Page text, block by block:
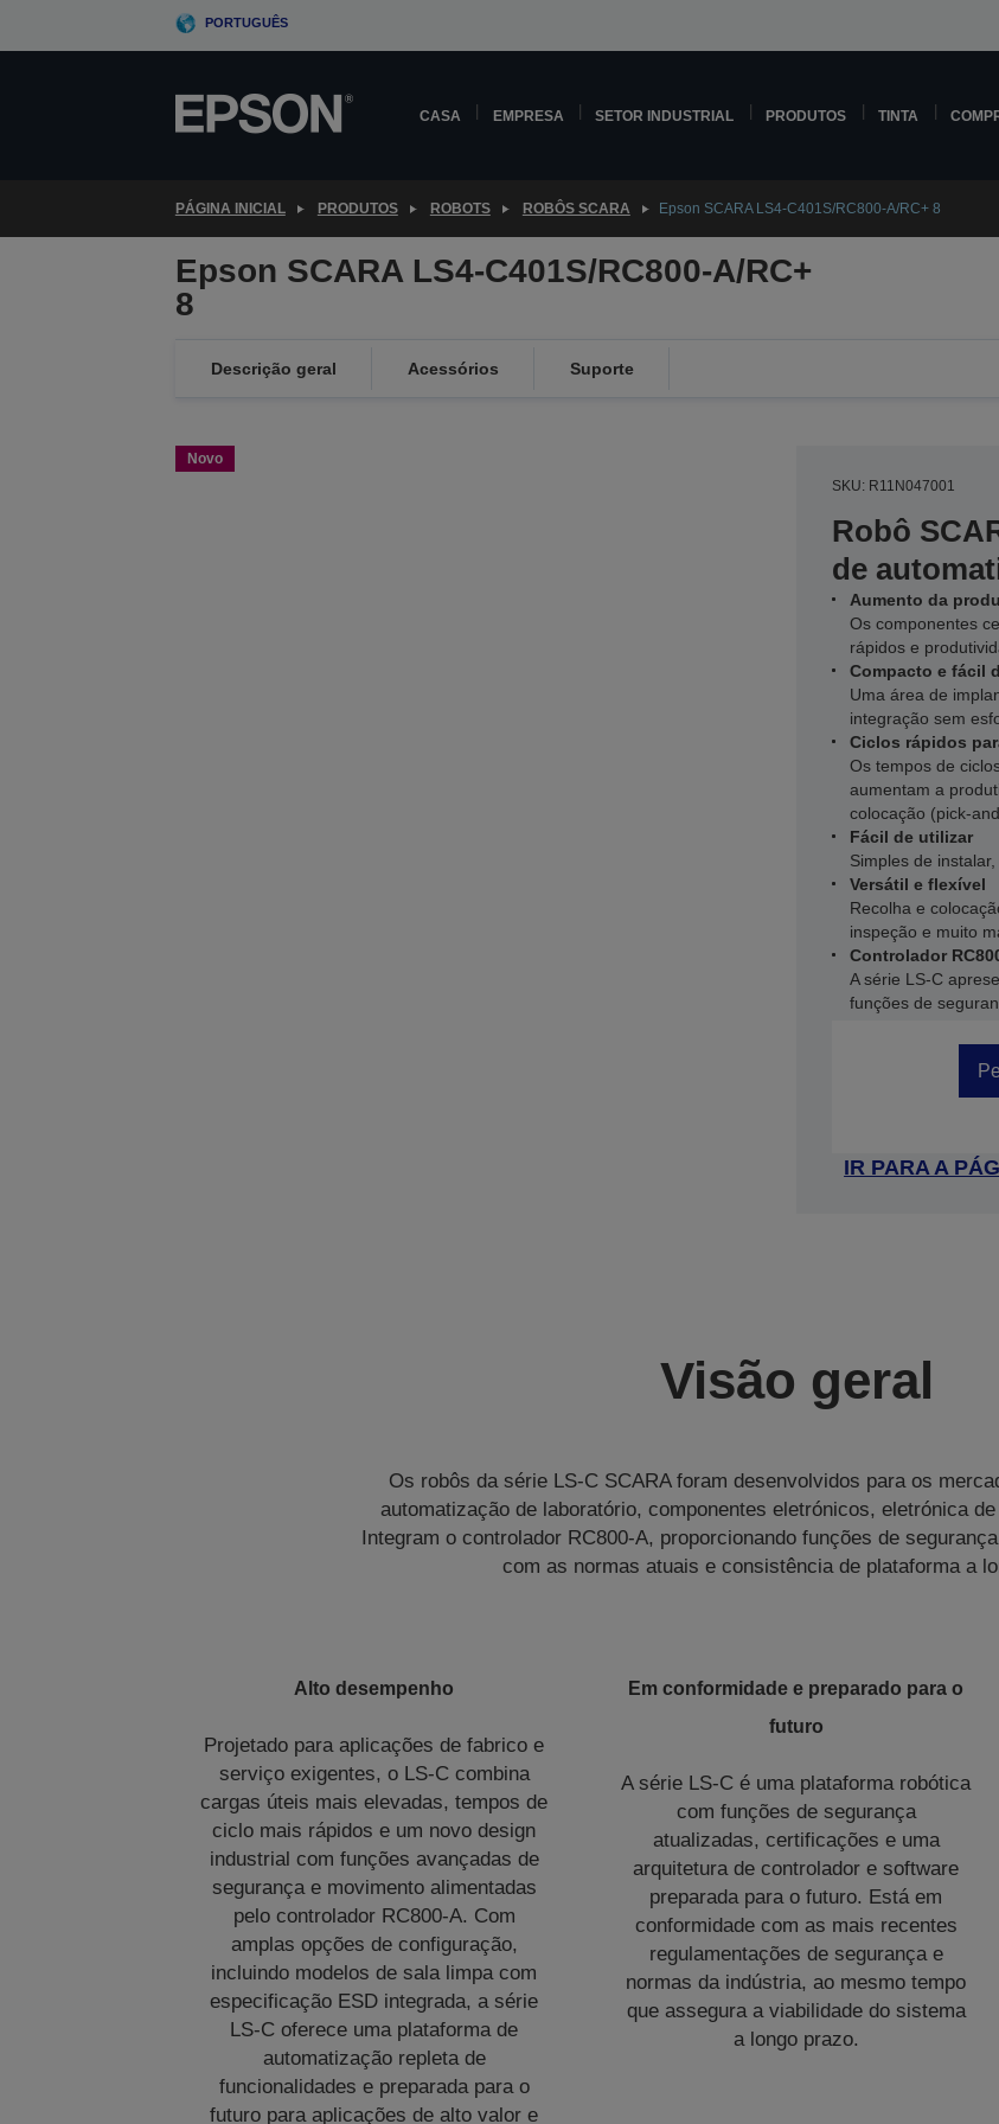
PORTUGUÊS
CASA EMPRESA SETOR INDUSTRIAL PRODUTOS TINTA
PÁGINA INICIAL PRODUTOS ROBOTS ROBÔS SCARA Epson SCARA LS4-C401S/RC800-A/RC+ 8
Epson SCARA LS4-C401S/RC800-A/RC+
8
Descrição geral Acessórios Suporte
Novo
SKU: R11N047001
Robô
de
Aumento da
Os componentes
rápidos e
Compacto e fácil
Uma área de
integração sem
Ciclos rápidos
Os tempos de
aumentam a
colocação
Fácil de utilizar
Simples de
Versátil e flexível
Recolha e
inspeção e muito
Controlador
A série LS‑C
funções de
IR PARA A
Visão geral
Os robôs da série LS-C SCARA foram desenvolvidos para os
automatização de laboratório, componentes eletrónicos, eletrónica
Integram o controlador RC800‑A, proporcionando funções de
com as normas atuais e consistência de plataforma a
Alto desempenho
Projetado para aplicações de fabrico e
serviço exigentes, o LS‑C combina
cargas úteis mais elevadas, tempos de
ciclo mais rápidos e um novo design
industrial com funções avançadas de
segurança e movimento alimentadas
pelo controlador RC800‑A. Com
amplas opções de configuração,
incluindo modelos de sala limpa com
especificação ESD integrada, a série
LS‑C oferece uma plataforma de
automatização repleta de
funcionalidades e preparada para o
futuro para aplicações de alto valor e
Em conformidade e preparado para o
futuro
A série LS-C é uma plataforma robótica
com funções de segurança
atualizadas, certificações e uma
arquitetura de controlador e software
preparada para o futuro. Está em
conformidade com as mais recentes
regulamentações de segurança e
normas da indústria, ao mesmo tempo
que assegura a viabilidade do sistema
a longo prazo.